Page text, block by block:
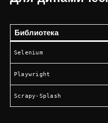
Библиотека
Selenium
Playwright
Scrapy-Splash